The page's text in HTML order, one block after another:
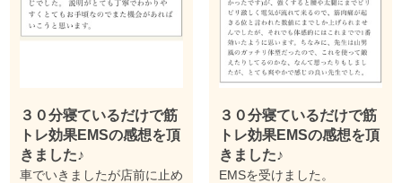
３０分寝ているだけで筋
トレ効果EMSの感想を頂
きました♪
車でいきましたが店前に止め
３０分寝ているだけで筋
トレ効果EMSの感想を頂
きました♪
EMSを受けました。